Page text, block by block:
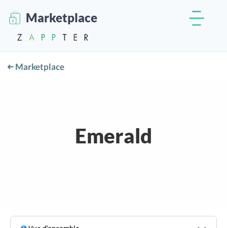
Marketplace
Marketplace
Emerald